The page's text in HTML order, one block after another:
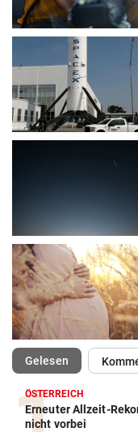
Gelesen(ausgewählt)
ÖSTERREICH
Erneuter Allzeit-
nicht vorbei